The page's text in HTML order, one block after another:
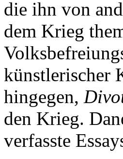
die ihn von
dem Krieg
künstlerischer
hingegen,
den Krieg.
verfasste